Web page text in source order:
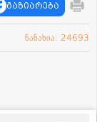
გაზიარება
ნანახია: 24693